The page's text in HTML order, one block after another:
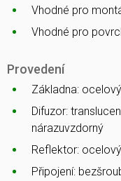
Vhodné pro
Vhodné pro
Provedení
Základna:
Difuzor:
nárazuvzdorný
Reflektor:
Připojení: